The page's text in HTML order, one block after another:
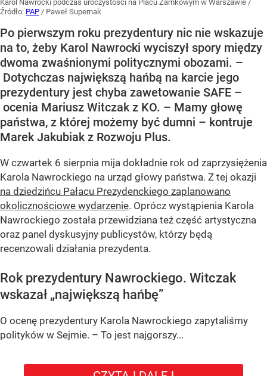
Karol Nawrocki podczas uroczystości na Placu Zamkowym w Warszawie /
Źródło: PAP / Paweł Supernak
Po pierwszym roku prezydentury nic nie wskazuje
na to, żeby Karol Nawrocki wyciszył spory między
dwoma zwaśnionymi politycznymi obozami. –
Dotychczas największą hańbą na karcie jego
prezydentury jest chyba zawetowanie SAFE –
ocenia Mariusz Witczak z KO. – Mamy głowę
państwa, z której możemy być dumni – kontruje
Marek Jakubiak z Rozwoju Plus.
W czwartek 6 sierpnia mija dokładnie rok od zaprzysiężenia
Karola Nawrockiego na urząd głowy państwa. Z tej okazji
na dziedzińcu Pałacu Prezydenckiego zaplanowano
okolicznościowe wydarzenie. Oprócz wystąpienia Karola
Nawrockiego została przewidziana też część artystyczna
oraz panel dyskusyjny publicystów, którzy będą
recenzowali działania prezydenta.
Rok prezydentury Nawrockiego. Witczak
wskazał „największą hańbę”
O ocenę prezydentury Karola Nawrockiego zapytaliśmy
polityków w Sejmie. – To jest najgorszy...